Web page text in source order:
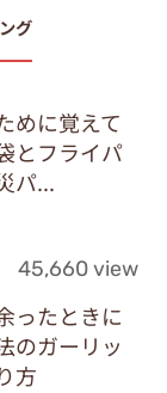
グ
めに覚えて
とフライパ
パ...
45,660 view
ったときに
のガーリッ
方